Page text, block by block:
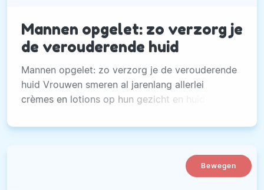
Mannen opgelet: zo verzorg je
de verouderende huid
Mannen opgelet: zo verzorg je de verouderende
huid Vrouwen smeren al jarenlang allerlei
crèmes en lotions op hun gezicht en huid. Tot
Bewegen